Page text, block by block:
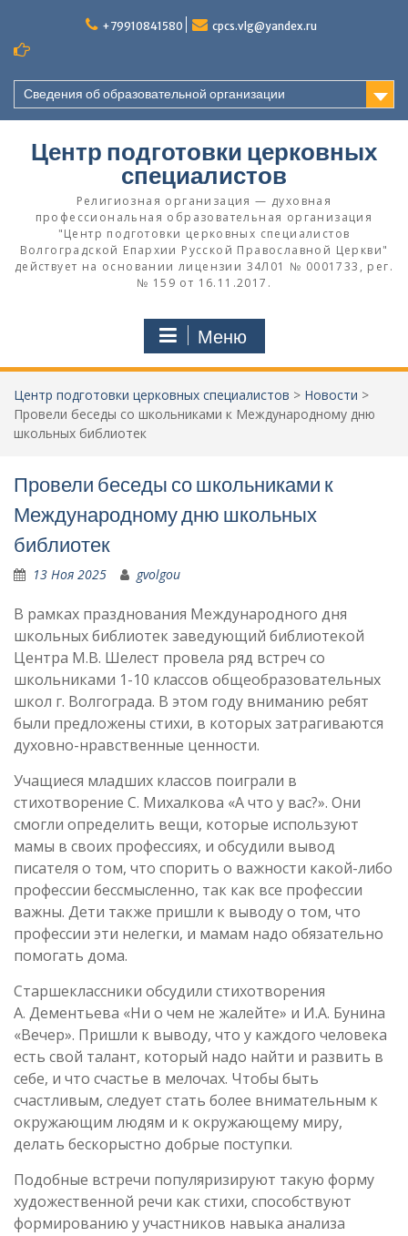
содержимому
+79910841580 cpcs.vlg@yandex.ru
Сведения об образовательной организации
Центр подготовки церковных
специалистов
Религиозная организация — духовная
профессиональная образовательная организация
"Центр подготовки церковных специалистов
Волгоградской Eпархии Русской Православной Церкви"
действует на основании лицензии 34Л01 № 0001733, рег.
№ 159 от 16.11.2017.
Меню
Центр подготовки церковных специалистов > Новости >
Провели беседы со школьниками к Международному дню
школьных библиотек
Провели беседы со школьниками к
Международному дню школьных
библиотек
13 Ноя 2025 gvolgou
В рамках празднования Международного дня
школьных библиотек заведующий библиотекой
Центра М.В. Шелест провела ряд встреч со
школьниками 1-10 классов общеобразовательных
школ г. Волгограда. В этом году вниманию ребят
были предложены стихи, в которых затрагиваются
духовно-нравственные ценности.
Учащиеся младших классов поиграли в
стихотворение С. Михалкова «А что у вас?». Они
смогли определить вещи, которые используют
мамы в своих профессиях, и обсудили вывод
писателя о том, что спорить о важности какой-либо
профессии бессмысленно, так как все профессии
важны. Дети также пришли к выводу о том, что
профессии эти нелегки, и мамам надо обязательно
помогать дома.
Старшеклассники обсудили стихотворения
А. Дементьева «Ни о чем не жалейте» и И.А. Бунина
«Вечер». Пришли к выводу, что у каждого человека
есть свой талант, который надо найти и развить в
себе, и что счастье в мелочах. Чтобы быть
счастливым, следует стать более внимательным к
окружающим людям и к окружающему миру,
делать бескорыстно добрые поступки.
Подобные встречи популяризируют такую форму
художественной речи как стихи, способствуют
формированию у участников навыка анализа